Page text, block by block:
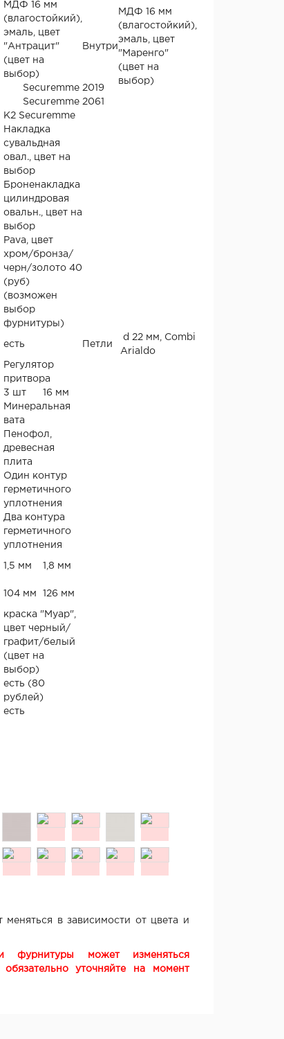
МДФ 16 мм
(влагостойкий),
эмаль, цвет
"Антрацит"
(цвет на
выбор)
Внутри
МДФ 16 мм
(влагостойкий),
эмаль, цвет
"Маренго"
(цвет на
выбор)
Securemme 2019
Securemme 2061
К2 Securemme
Накладка
сувальдная
овал., цвет на
выбор
Броненакладка
цилиндровая
овальн., цвет на
выбор
Pava, цвет
хром/бронза/
черн/золото 40
(руб)
(возможен
выбор
фурнитуры)
есть Петли
d 22 мм, Combi
Arialdo
Регулятор
притвора
3 шт 16 мм
Минеральная
вата
Пенофол,
древесная
плита
Один контур
герметичного
уплотнения
Два контура
герметичного
уплотнения
1,5 мм 1,8 мм
104 мм 126 мм
краска "Муар",
цвет черный/
графит/белый
(цвет на
выбор)
есть (80
рублей)
есть
в зависимости от цвета и
фурнитуры может изменяться
обязательно уточняйте на момент